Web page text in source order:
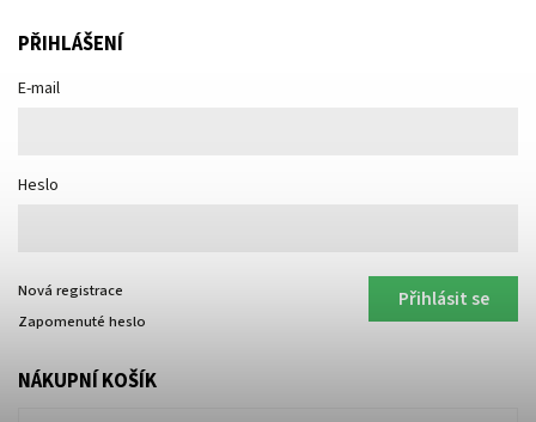
PŘIHLÁŠENÍ
E-mail
Heslo
Přihlásit se
Nová registrace
Zapomenuté heslo
NÁKUPNÍ KOŠÍK